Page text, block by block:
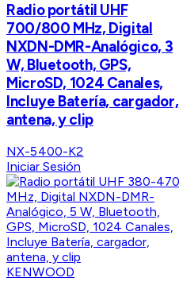
Radio portátil UHF
700/800 MHz, Digital
NXDN-DMR-Analógico, 3
W, Bluetooth, GPS,
MicroSD, 1024 Canales,
Incluye Batería, cargador,
antena, y clip
NX-5400-K2
Iniciar Sesión
KENWOOD